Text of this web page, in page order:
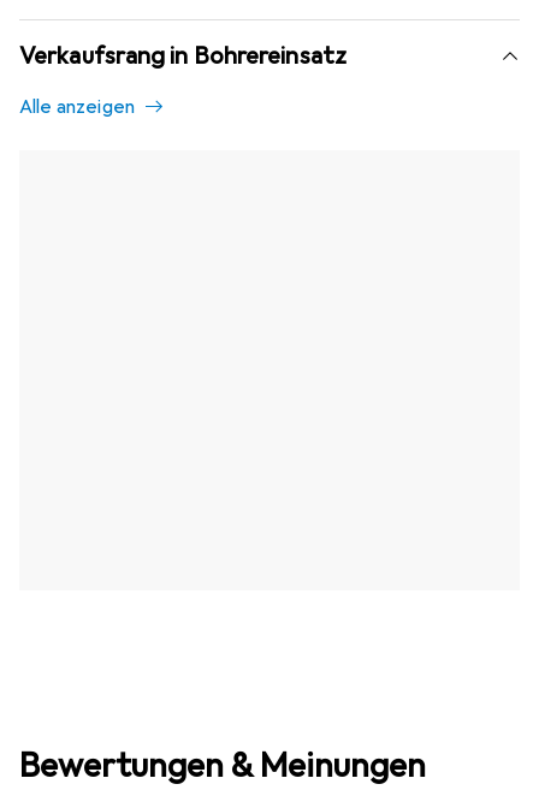
Verkaufsrang in Bohrereinsatz
Alle anzeigen
Bewertungen & Meinungen